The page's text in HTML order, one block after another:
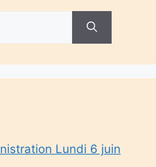
Lundi 6 juin